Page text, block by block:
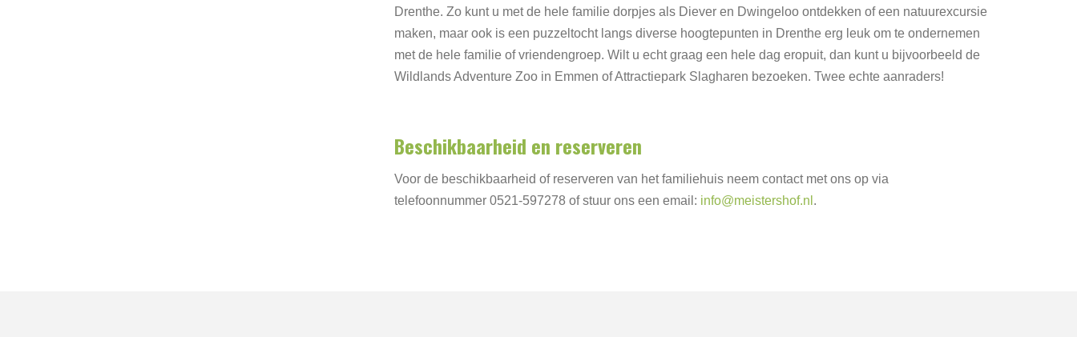
Drenthe. Zo kunt u met de hele familie dorpjes als Diever en Dwingeloo ontdekken of een natuurexcursie
maken, maar ook is een puzzeltocht langs diverse hoogtepunten in Drenthe erg leuk om te ondernemen
met de hele familie of vriendengroep. Wilt u echt graag een hele dag eropuit, dan kunt u bijvoorbeeld de
Wildlands Adventure Zoo in Emmen of Attractiepark Slagharen bezoeken. Twee echte aanraders!
Beschikbaarheid en reserveren
Voor de beschikbaarheid of reserveren van het familiehuis neem contact met ons op via
telefoonnummer 0521-597278 of stuur ons een email: info@meistershof.nl .